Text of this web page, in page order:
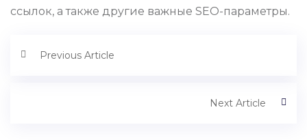
ссылок, а также другие важные SEO-параметры.
Previous Article
Next Article